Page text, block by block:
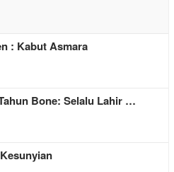
: Kabut Asmara
Bone: Selalu Lahir …